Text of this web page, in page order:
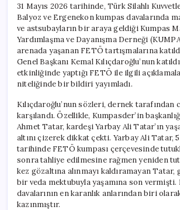
31 Mayıs 2026 tarihinde, Türk Silahlı
Balyoz ve Ergenekon kumpas davalarında
ve astsubayların bir araya geldiği Kumpas
Yardımlaşma ve Dayanışma Derneği
arenada yaşanan FETÖ tartışmalarına
Genel Başkanı Kemal Kılıçdaroğlu’nun
etkinliğinde yaptığı FETÖ ile ilgili
niteliğinde bir bildiri yayımladı.
Kılıçdaroğlu’nun sözleri, dernek
karşılandı. Özellikle, Kumpasder’in
Ahmet Tatar, kardeşi Yarbay Ali Tatar’ın
altını çizerek dikkat çekti. Yarbay Ali Tatar,
tarihinde FETÖ kumpası çerçevesinde
sonra tahliye edilmesine rağmen yeniden
kez gözaltına alınmayı kaldıramayan Tatar,
bir veda mektubuyla yaşamına son vermişti.
davalarının en karanlık anlarından biri
kazınmıştır.